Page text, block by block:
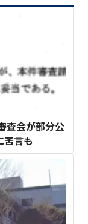
査会が部分公
苦言も